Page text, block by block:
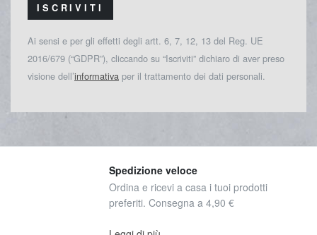
ISCRIVITI
Ai sensi e per gli effetti degli artt. 6, 7, 12, 13 del Reg. UE
2016/679 (“GDPR”), cliccando su “Iscriviti” dichiaro di aver preso
visione dell’informativa per il trattamento dei dati personali.
Spedizione veloce
Ordina e ricevi a casa i tuoi prodotti
preferiti. Consegna a 4,90 €